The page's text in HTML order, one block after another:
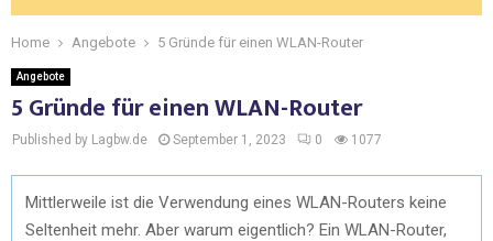
Home Angebote 5 Gründe für einen WLAN-Router
Angebote
5 Gründe für einen WLAN-Router
Published by Lagbw.de September 1, 2023 0 1077
Mittlerweile ist die Verwendung eines WLAN-Routers keine
Seltenheit mehr. Aber warum eigentlich? Ein WLAN-Router,